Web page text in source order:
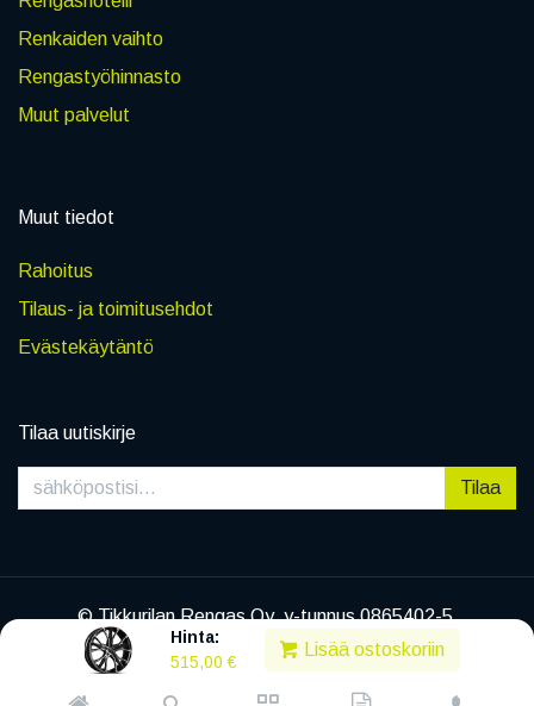
Hinta:
515,00 €
Lisää ostoskoriin
Renkaiden vaihto
Rengastyöhinnasto
Muut palvelut
Muut tiedot
Rahoitus
Tilaus- ja toimitusehdot
Evästekäytäntö
Tilaa uutiskirje
Tilaa
© Tikkurilan Rengas Oy, y-tunnus 0865402-5
|Tietosuojaseloste